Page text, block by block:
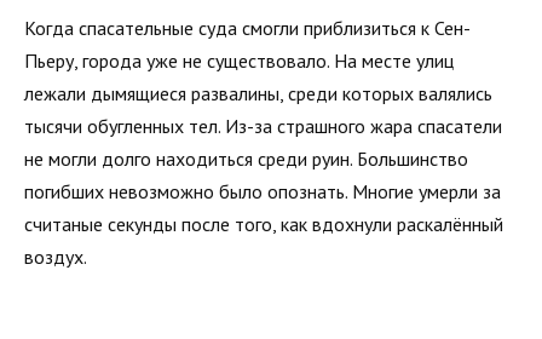
Когда спасательные суда смогли приблизиться к Сен-
Пьеру, города уже не существовало. На месте улиц
лежали дымящиеся развалины, среди которых валялись
тысячи обугленных тел. Из-за страшного жара спасатели
не могли долго находиться среди руин. Большинство
погибших невозможно было опознать. Многие умерли за
считаные секунды после того, как вдохнули раскалённый
воздух.